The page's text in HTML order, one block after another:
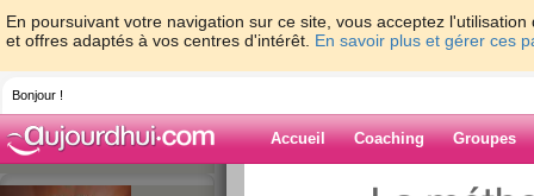
En poursuivant votre navigation sur ce site, vous acceptez
et offres adaptés à vos centres d'intérêt. En savoir plus et gérer ces
Bonjour !
Accueil Coaching Groupes
> micheleflochic